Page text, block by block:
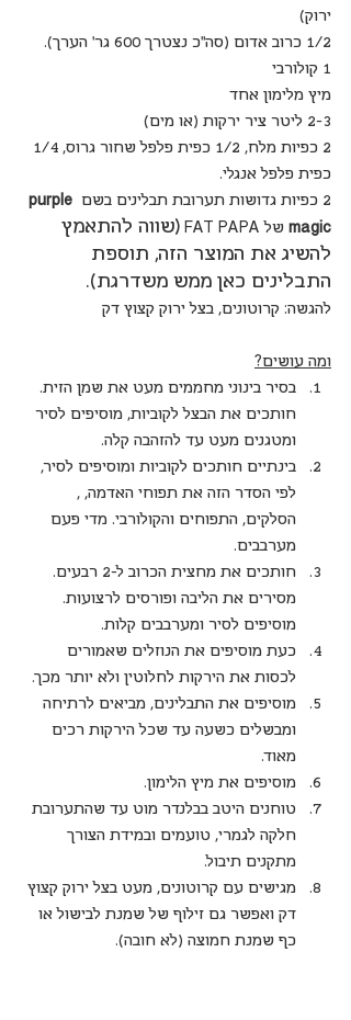
ירוק)
1/2 כרוב אדום (סה"כ נצטרך 600 גר' הערך).
1 קולורבי
מיץ מלימון אחד
2-3 ליטר ציר ירקות (או מים)
כפית פלפל אנגלי.
2 כפיות גדושות תערובת תבלינים בשם
purple
magic של FAT PAPA
(שווה להתאמץ
להשיג את המוצר הזה, תוספת
התבלינים כאן ממש משדרגת).
להגשה: קרוטונים, בצל ירוק קצוץ דק
ומה עושים?
בסיר בינוני מחממים מעט את שמן הזית.
חותכים את הבצל לקוביות, מוסיפים לסיר
ומטגנים מעט עד להזהבה קלה.
בינתיים חותכים לקוביות ומוסיפים לסיר,
לפי הסדר הזה את תפוחי האדמה, ,
הסלקים, התפוחים והקולורבי. מדי פעם
מערבבים.
חותכים את מחצית הכרוב ל-2 רבעים.
מסירים את הליבה ופורסים לרצועות.
מוסיפים לסיר ומערבבים קלות.
כעת מוסיפים את הנוזלים שאמורים
לכסות את הירקות לחלוטין ולא יותר מכך.
מוסיפים את התבלינים, מביאים לרתיחה
ומבשלים כשעה עד שכל הירקות רכים
מאוד.
מוסיפים את מיץ הלימון.
טוחנים היטב בבלנדר מוט עד שהתערובת
חלקה לגמרי, טועמים ובמידת הצורך
מתקנים תיבול.
מגישים עם קרוטונים, מעט בצל ירוק קצוץ
דק ואפשר גם זילוף של שמנת לבישול או
כף שמנת חמוצה (לא חובה).